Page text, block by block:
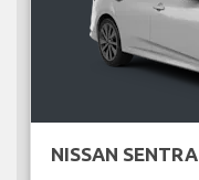
NISSAN SENTRA